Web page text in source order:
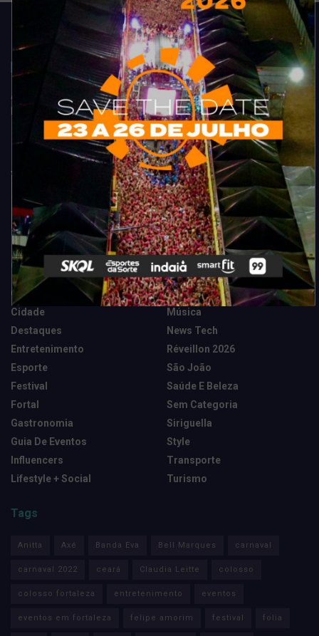
Acompanhe todas as novidades do entretenimento na região de
Fortaleza. Dicas, promoções, coberturas exclusivas e muito mais.
Categorias
Camarote Vip Junino
Cidade
Destaques
Entretenimento
Esporte
Festival
Fortal
Gastronomia
Guia De Eventos
Influencers
Lifestyle + Social
Marketing E Negócios
Música
News Tech
Réveillon 2026
São João
Saúde E Beleza
Sem Categoria
Siriguella
Style
Transporte
Turismo
Tags
Anitta Axé Banda Eva Bell Marques carnaval
carnaval 2022 ceará Claudia Leitte colosso
colosso fortaleza entretenimento eventos
eventos em fortaleza felipe amorim festival folia